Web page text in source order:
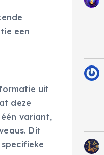
een
uit
deze
variant,
Dit